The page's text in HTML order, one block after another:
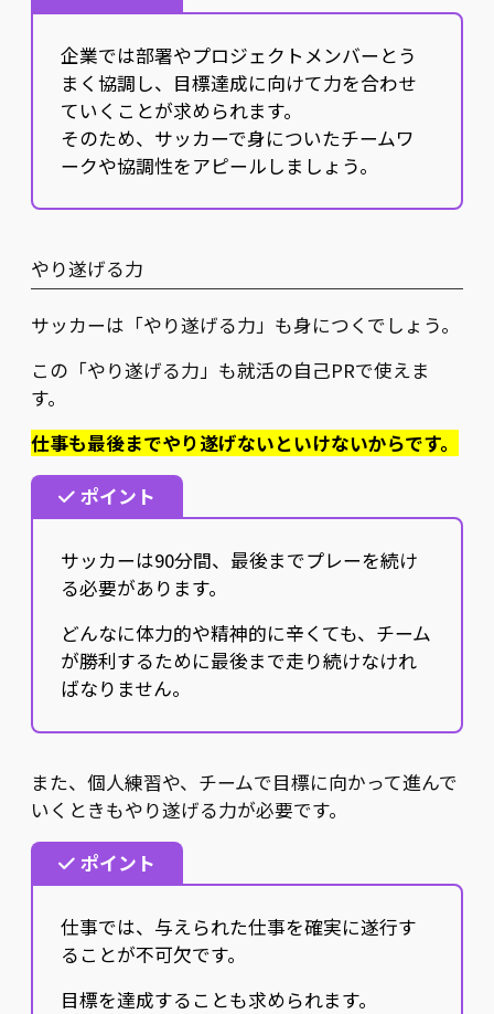
企業では部署やプロジェクトメンバーとう
まく協調し、目標達成に向けて力を合わせ
ていくことが求められます。
そのため、サッカーで身についたチームワ
ークや協調性をアピールしましょう。
やり遂げる力
サッカーは「やり遂げる力」も身につくでしょう。
この「やり遂げる力」も就活の自己PRで使えま
す。
仕事も最後までやり遂げないといけないからです。
ポイント
サッカーは90分間、最後までプレーを続け
る必要があります。
どんなに体力的や精神的に辛くても、チーム
が勝利するために最後まで走り続けなけれ
ばなりません。
また、個人練習や、チームで目標に向かって進んで
いくときもやり遂げる力が必要です。
ポイント
仕事では、与えられた仕事を確実に遂行す
ることが不可欠です。
目標を達成することも求められます。